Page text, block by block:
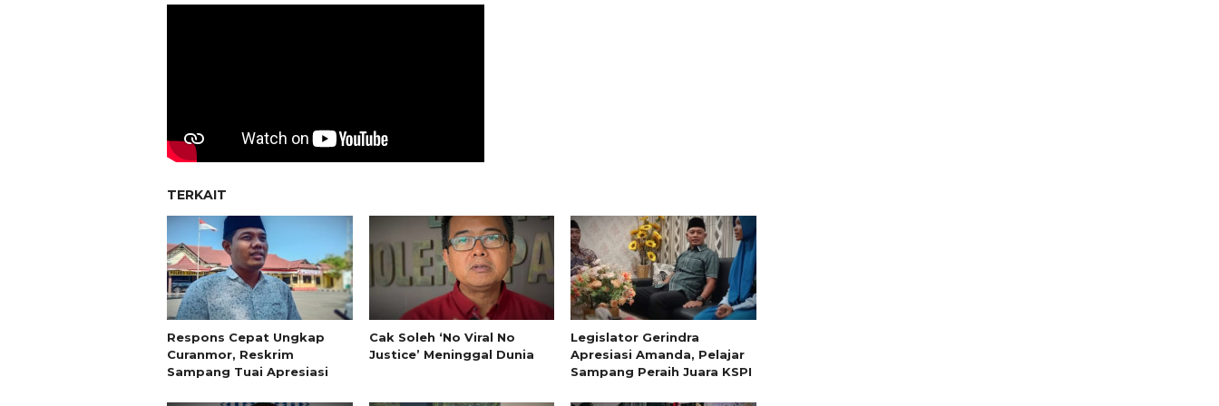
TERKAIT
Respons Cepat Ungkap
Curanmor, Reskrim
Sampang Tuai Apresiasi
Cak Soleh ‘No Viral No
Justice’ Meninggal Dunia
Legislator Gerindra
Apresiasi Amanda, Pelajar
Sampang Peraih Juara KSPI